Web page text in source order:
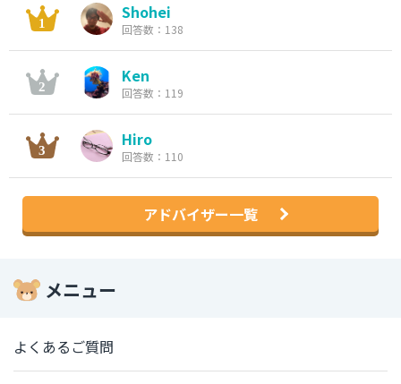
Shohei
回答数：138
Ken
回答数：119
Hiro
回答数：110
アドバイザー一覧
メニュー
よくあるご質問